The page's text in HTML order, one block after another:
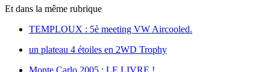
Et dans la même rubrique
TEMPLOUX : 5è meeting VW Aircooled.
un plateau 4 étoiles en 2WD Trophy
Monte Carlo 2005 : LE LIVRE !